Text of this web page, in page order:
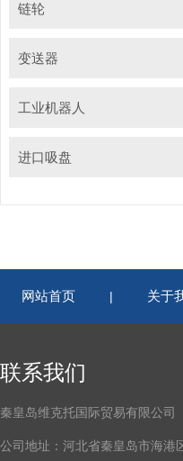
链轮
变送器
工业机器人
进口吸盘
网站首页 | 关于
联系我们
秦皇岛维克托国际贸易有限公司
公司地址：河北省秦皇岛市海港